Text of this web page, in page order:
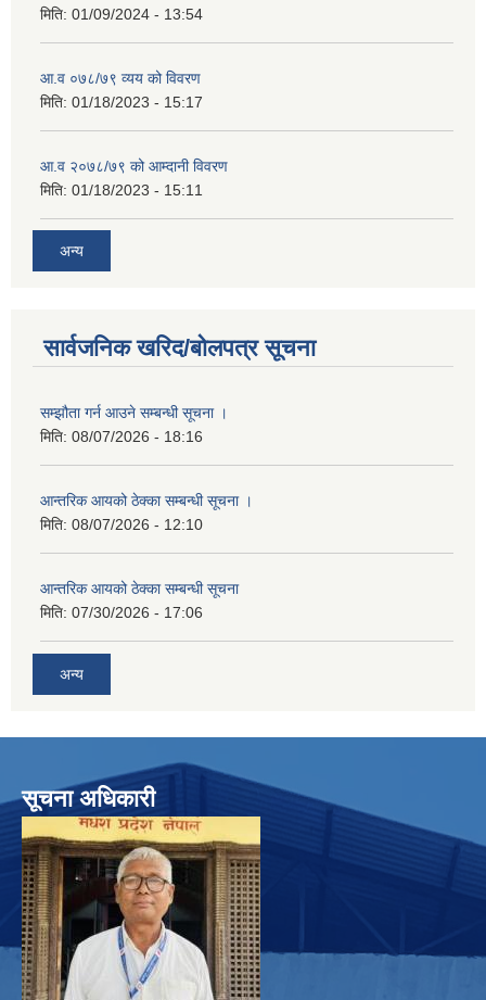
मिति: 01/09/2024 - 13:54
आ.व ०७८/७९ व्यय को विवरण
मिति: 01/18/2023 - 15:17
आ.व २०७८/७९ को आम्दानी विवरण
मिति: 01/18/2023 - 15:11
अन्य
सार्वजनिक खरिद/बोलपत्र सूचना
सम्झौता गर्न आउने सम्बन्धी सूचना ।
मिति: 08/07/2026 - 18:16
आन्तरिक आयको ठेक्का सम्बन्धी सूचना ।
मिति: 08/07/2026 - 12:10
आन्तरिक आयको ठेक्का सम्बन्धी सूचना
मिति: 07/30/2026 - 17:06
अन्य
सूचना अधिकारी